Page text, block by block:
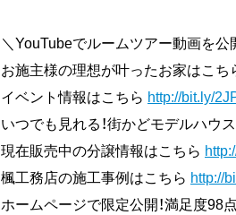
＼YouTubeでルームツアー動画を公
お施主様の理想が叶ったお家はこち
イベント情報はこちら http://bit.ly/
いつでも見れる！街かどモデルハウ
現在販売中の分譲情報はこちら
楓工務店の施工事例はこちら http://
ホームページで限定公開！満足度98